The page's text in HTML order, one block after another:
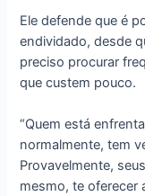
Ele defende que é
endividado, desde
preciso procurar
que custem pouco.
“Quem está
normalmente, tem
Provavelmente,
mesmo, te oferecer